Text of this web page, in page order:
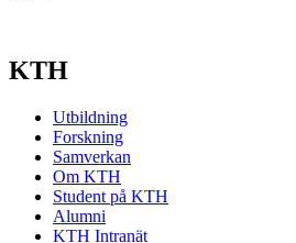
KTH
Utbildning
Forskning
Samverkan
Om KTH
Student på KTH
Alumni
KTH Intranät